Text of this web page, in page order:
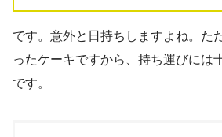
です。意外と日持ちしますよね。た
ったケーキですから、持ち運びには
です。